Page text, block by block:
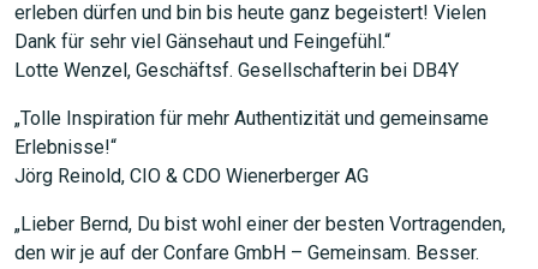
erleben dürfen und bin bis heute ganz begeistert! Vielen
Dank für sehr viel Gänsehaut und Feingefühl.“
Lotte Wenzel, Geschäftsf. Gesellschafterin bei DB4Y
„Tolle Inspiration für mehr Authentizität und gemeinsame
Erlebnisse!“
Jörg Reinold, CIO & CDO Wienerberger AG
„Lieber Bernd, Du bist wohl einer der besten Vortragenden,
den wir je auf der Confare GmbH – Gemeinsam. Besser.
JETZT SUCHEN